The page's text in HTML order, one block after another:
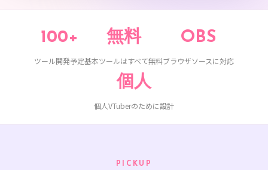
100+
ツール開発予定
無料
基本ツールはすべて無料
OBS
ブラウザソースに対応
個人
個人VTuberのために設計
PICKUP